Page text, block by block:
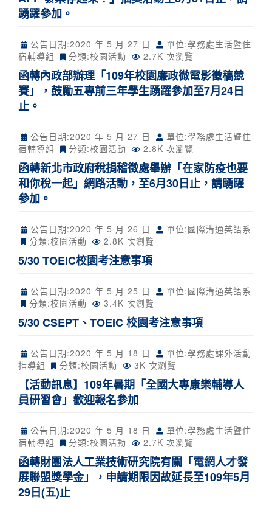
踴躍參加。
公告日期:2020 年 5 月 27 日
單位:學務處生活暨住
宿輔導組
分類:校園活動 2.7K 次瀏覽
函轉內政部辦理「109年校園廉政微電影徵稿競
賽」，鼓勵五專前三年學生踴躍參加至7月24日
止。
公告日期:2020 年 5 月 27 日
單位:學務處生活暨住
宿輔導組
分類:校園活動 2.8K 次瀏覽
函轉新北市政府稅捐稽徵處舉辦「在家防疫也要
和你稅一起」網路活動，至6月30日止，請踴躍
參加。
公告日期:2020 年 5 月 26 日
單位:國際溝通英語系
分類:校園活動 2.8K 次瀏覽
5/30 TOEIC校園考注意事項
公告日期:2020 年 5 月 25 日
單位:國際溝通英語系
分類:校園活動 3.4K 次瀏覽
5/30 CSEPT、TOEIC 校園考注意事項
公告日期:2020 年 5 月 18 日
單位:學務處課外活動
指導組
分類:校園活動 3K 次瀏覽
【活動訊息】109年暑期「全國大專康樂輔導人
員研習會」歡迎報名參加
公告日期:2020 年 5 月 18 日
單位:學務處生活暨住
宿輔導組
分類:校園活動 2.7K 次瀏覽
函轉財團法人工業技術研究院有關「電網人才發
展聯盟獎學金」，申請期限因故延長至109年5月
29日(五)止